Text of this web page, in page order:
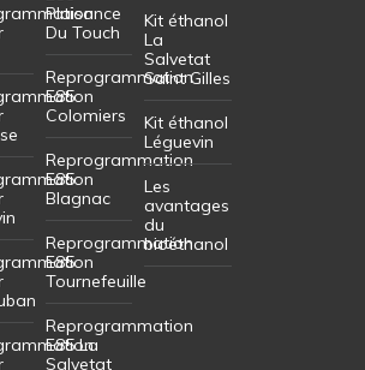
Plaisance
Du Touch
Reprogrammation
E85
Colomiers
Reprogrammation
E85
Blagnac
Reprogrammation
E85
Tournefeuille
Reprogrammation
E85 La
Salvetat
Kit éthanol
La
Salvetat
Saint Gilles
Kit éthanol
Léguevin
Les
avantages
du
bioéthanol